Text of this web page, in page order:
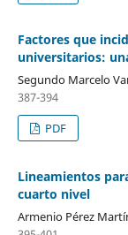
Factores que
universitarios:
Segundo Marcelo
387-394
PDF
Lineamientos
cuarto nivel
Armenio Pérez